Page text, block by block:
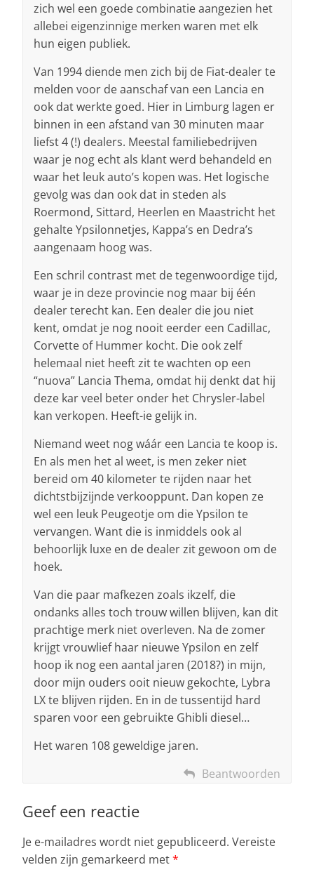
zich wel een goede combinatie aangezien het
allebei eigenzinnige merken waren met elk
hun eigen publiek.
Van 1994 diende men zich bij de Fiat-dealer te
melden voor de aanschaf van een Lancia en
ook dat werkte goed. Hier in Limburg lagen er
binnen in een afstand van 30 minuten maar
liefst 4 (!) dealers. Meestal familiebedrijven
waar je nog echt als klant werd behandeld en
waar het leuk auto’s kopen was. Het logische
gevolg was dan ook dat in steden als
Roermond, Sittard, Heerlen en Maastricht het
gehalte Ypsilonnetjes, Kappa’s en Dedra’s
aangenaam hoog was.
Een schril contrast met de tegenwoordige tijd,
waar je in deze provincie nog maar bij één
dealer terecht kan. Een dealer die jou niet
kent, omdat je nog nooit eerder een Cadillac,
Corvette of Hummer kocht. Die ook zelf
helemaal niet heeft zit te wachten op een
“nuova” Lancia Thema, omdat hij denkt dat hij
deze kar veel beter onder het Chrysler-label
kan verkopen. Heeft-ie gelijk in.
Niemand weet nog wáár een Lancia te koop is.
En als men het al weet, is men zeker niet
bereid om 40 kilometer te rijden naar het
dichtstbijzijnde verkooppunt. Dan kopen ze
wel een leuk Peugeotje om die Ypsilon te
vervangen. Want die is inmiddels ook al
behoorlijk luxe en de dealer zit gewoon om de
hoek.
Van die paar mafkezen zoals ikzelf, die
ondanks alles toch trouw willen blijven, kan dit
prachtige merk niet overleven. Na de zomer
krijgt vrouwlief haar nieuwe Ypsilon en zelf
hoop ik nog een aantal jaren (2018?) in mijn,
door mijn ouders ooit nieuw gekochte, Lybra
LX te blijven rijden. En in de tussentijd hard
sparen voor een gebruikte Ghibli diesel…
Het waren 108 geweldige jaren.
Beantwoorden
Geef een reactie
Je e-mailadres wordt niet gepubliceerd. Vereiste
velden zijn gemarkeerd met*